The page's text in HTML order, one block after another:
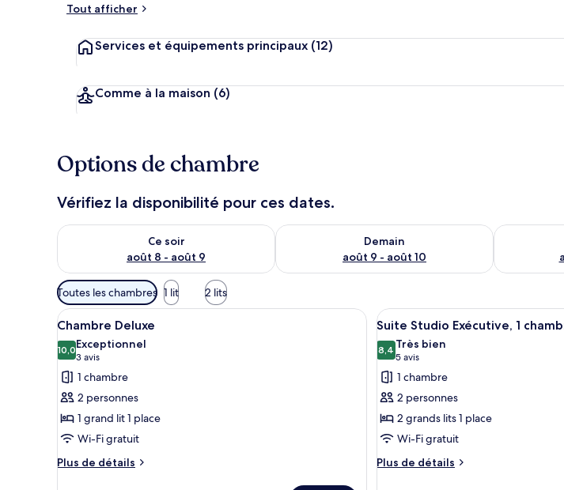
Tout afficher
Services et équipements principaux (12)
Comme à la maison (6)
Options de chambre
Vérifiez la disponibilité pour ces dates.
Ce soir
août 8 - août 9
Vérifier la disponibilité pour ce soir août 8 - août 9
Demain
août 9 - août 10
Vérifier la disponibilité pour demain août 9 - août
Vérifier la
Filtres
disponibles
pour
les
chambres
Toutes les chambres 1 lit 2 lits
Afficher
toutes
les
photos
pour
ce
type
de
chambre :
Une chambre d’hôtel avec une tête de lit en bois, deux lampes de chevet,
12
Chambre Deluxe
10,010,0 sur 10
Exceptionnel
3 avis
(3 avis)
1 chambre
2 personnes
1 grand lit 1 place
Wi-Fi gratuit
Plus de détails
Plus
Afficher
toutes
les
photos
pour
ce
type
de
chambre :
Une
9
Suite Studio Exécutive, 1
8,48,4 sur 10
Très bien
5 avis
(5 avis)
1 chambre
2 personnes
2 grands lits 1 place
Wi-Fi gratuit
Plus de détails
Plus